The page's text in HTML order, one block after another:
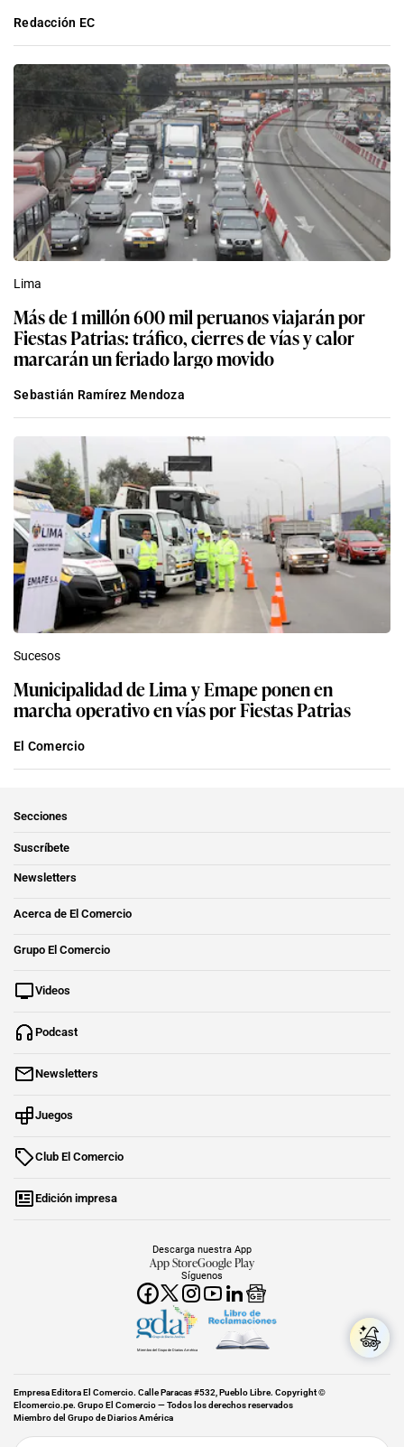
Redacción EC
Lima
Más de 1 millón 600 mil peruanos viajarán por
Fiestas Patrias: tráfico, cierres de vías y calor
marcarán un feriado largo movido
Sebastián Ramírez Mendoza
Sucesos
Municipalidad de Lima y Emape ponen en
marcha operativo en vías por Fiestas Patrias
El Comercio
Secciones
Suscríbete
Newsletters
Acerca de El Comercio
Grupo El Comercio
Videos
Podcast
Newsletters
Juegos
Club El Comercio
Edición impresa
Síguenos
Descarga nuestra App
App StoreGoogle Play
Miembro del Grupo de Diarios América
Empresa Editora El Comercio. Calle Paracas #532, Pueblo Libre. Copyright ©
Elcomercio.pe. Grupo El Comercio — Todos los derechos reservados
Miembro del Grupo de Diarios América